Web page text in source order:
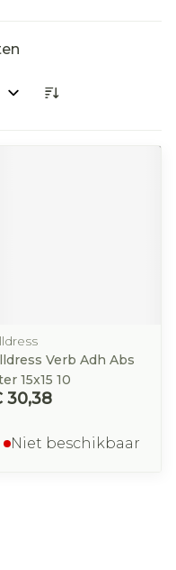
Verb Adh Abs
15x15 10
30,38
Niet beschikbaar